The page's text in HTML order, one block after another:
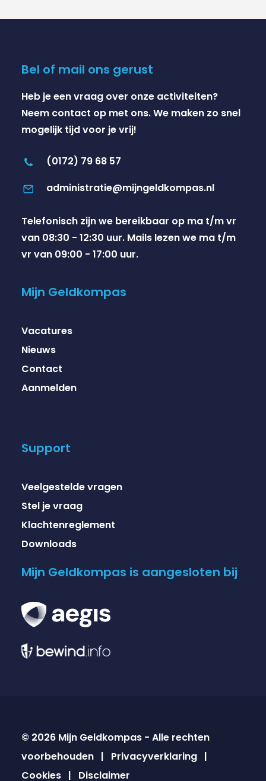
Bel of mail ons gerust
Heb je een vraag over onze activiteiten?
Neem contact op met ons. We maken zo snel
mogelijk tijd voor je vrij!
(0172) 79 68 57
administratie@mijngeldkompas.nl
Telefonisch zijn we bereikbaar op ma t/m vr
van 08:30 - 12:30 uur. Mails lezen we ma t/m
vr van 09:00 - 17:00 uur.
Mijn Geldkompas
Vacatures
Nieuws
Contact
Aanmelden
Support
Veelgestelde vragen
Stel je vraag
Klachtenreglement
Downloads
Mijn Geldkompas is aangesloten bij
© 2026 Mijn Geldkompas - Alle rechten
voorbehouden | Privacyverklaring |
Cookies | Disclaimer